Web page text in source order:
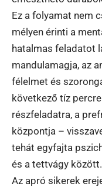
Ez a folyamat nem
mélyen érinti a
hatalmas feladatot
mandulamagja, az
félelmet és
következő tíz
részfeladatra, a
központja –
tehát egyfajta
és a tettvágy között.
Az apró sikerek